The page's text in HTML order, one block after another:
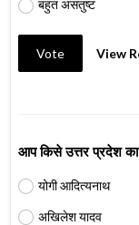
बहुत असंतुष्ट
Vote View
आप किसे उत्तर प्रदेश
योगी आदित्यनाथ
अखिलेश यादव